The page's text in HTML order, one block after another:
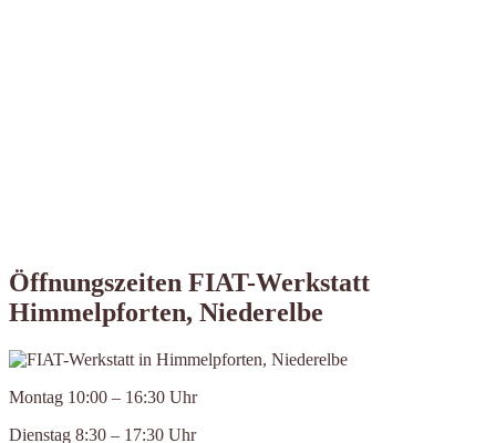
Öffnungszeiten FIAT-Werkstatt
Himmelpforten, Niederelbe
Montag 10:00 – 16:30 Uhr
Dienstag 8:30 – 17:30 Uhr